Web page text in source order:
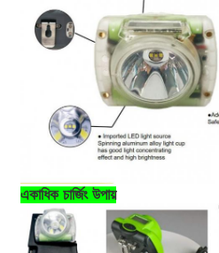
LED সতর্কতা আলো
পোর্টেবল এনার্জি স্টোরেজ পাওয়ার সাপ্লাই
এলইডি হাই বে লাইট
একাধিক চার্জিং উপায়